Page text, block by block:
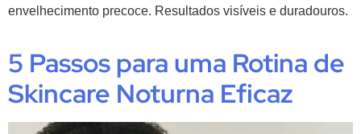
envelhecimento precoce. Resultados visíveis e duradouros.
5 Passos para uma Rotina de
Skincare Noturna Eficaz